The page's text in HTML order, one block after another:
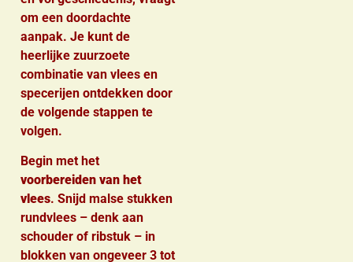
om een doordachte
aanpak. Je kunt de
heerlijke zuurzoete
combinatie van vlees en
specerijen ontdekken door
de volgende stappen te
volgen.
Begin met het
voorbereiden van het
vlees. Snijd malse stukken
rundvlees – denk aan
schouder of ribstuk – in
blokken van ongeveer 3 tot